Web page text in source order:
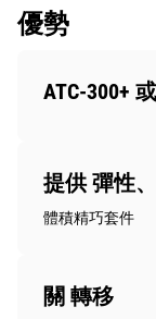
優勢
ATC-300+
提供 彈性
體積精巧套件
關 轉移